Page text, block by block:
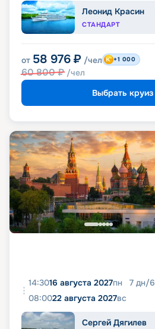
Леонид Красин
СТАНДАРТ
от 58 976 ₽ /чел
60 800₽ /чел
+1 000
Выбрать круиз
14:3016 августа 2027пн 7 дн/6
08:0022 августа 2027вс
Сергей Дягилев